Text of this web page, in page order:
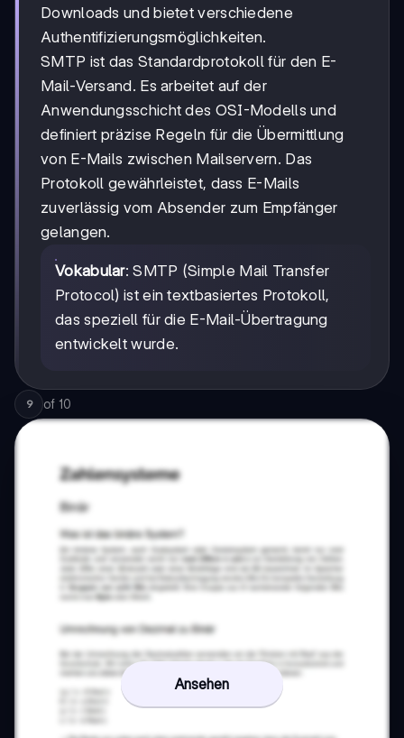
Downloads und bietet verschiedene
Authentifizierungsmöglichkeiten.
SMTP ist das Standardprotokoll für den E-
Mail-Versand. Es arbeitet auf der
Anwendungsschicht des OSI-Modells und
definiert präzise Regeln für die Übermittlung
von E-Mails zwischen Mailservern. Das
Protokoll gewährleistet, dass E-Mails
zuverlässig vom Absender zum Empfänger
gelangen.
Vokabular: SMTP (Simple Mail Transfer
Protocol) ist ein textbasiertes Protokoll,
das speziell für die E-Mail-Übertragung
entwickelt wurde.
9 of 10
Ansehen